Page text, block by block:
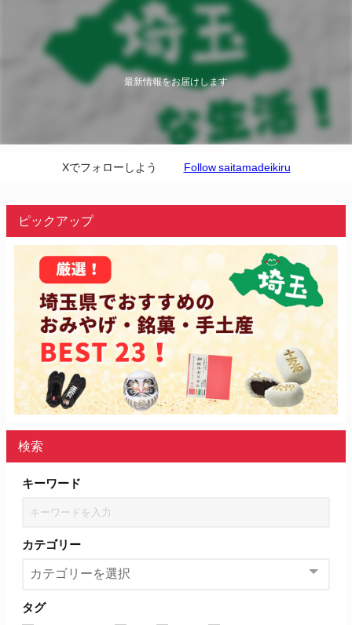
最新情報をお届けします
Xでフォローしよう Follow saitamadeikiru
ピックアップ
検索
キーワード
カテゴリー
タグ